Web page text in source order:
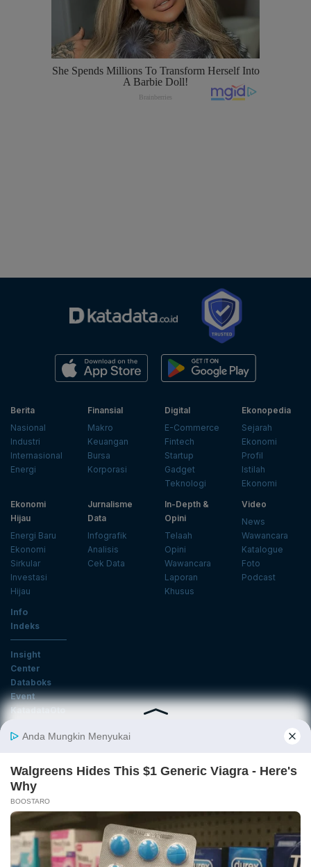
Berita
Nasional
Industri
Internasional
Energi
Finansial
Makro
Keuangan
Bursa
Korporasi
Digital
E-Commerce
Fintech
Startup
Gadget
Teknologi
Ekonopedia
Sejarah
Ekonomi
Profil
Istilah
Ekonomi
Ekonomi
Hijau
Energi Baru
Ekonomi
Sirkular
Investasi
Hijau
Jurnalisme
Data
Infografik
Analisis
Cek Data
In-Depth &
Opini
Telaah
Opini
Wawancara
Laporan
Khusus
Video
News
Wawancara
Katalogue
Foto
Podcast
Info
Indeks
Insight
Center
Databoks
Event
KatadataOto
Email
Daftar